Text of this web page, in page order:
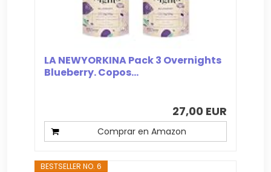
LA NEWYORKINA Pack 3 Overnights
Blueberry. Copos...
27,00 EUR
Comprar en Amazon
BESTSELLER NO. 6